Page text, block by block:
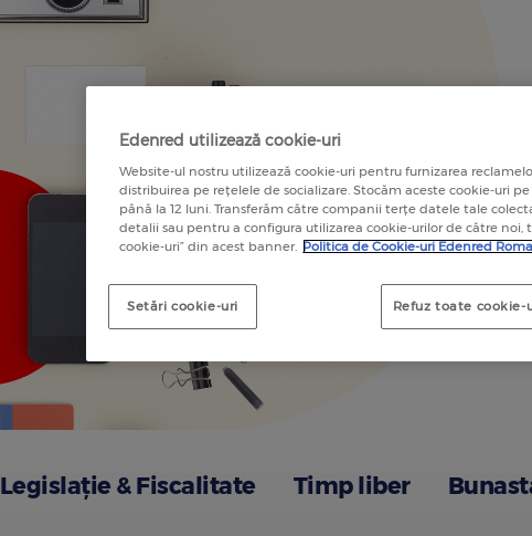
Legislație & Fiscalitate Timp liber
Edenred utilizează cookie-uri
Website-ul nostru utilizează cookie-uri pentru furnizarea
distribuirea pe rețelele de socializare. Stocăm aceste cookie-uri
până la 12 luni. Transferăm către companii terțe datele tale
detalii sau pentru a configura utilizarea cookie-urilor de către noi,
cookie-uri” din acest banner. Politica de Cookie-uri Edenred
Setări cookie-uri Refuz toate cookie-